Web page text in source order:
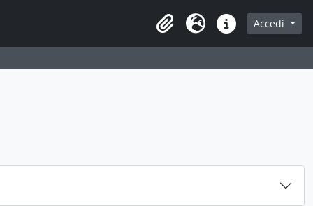
Area di lavoro
Lingua Collegamenti veloci
Accedi